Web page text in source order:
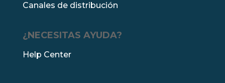
Canales de distribución
¿NECESITAS AYUDA?
Help Center